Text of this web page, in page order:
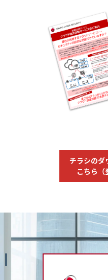
チラシのダ
こちら（